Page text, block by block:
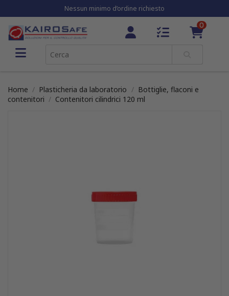
Nessun minimo d’ordine richiesto
0
Home Plasticheria da laboratorio
Bottiglie, flaconi e
contenitori
Contenitori cilindrici 120 ml